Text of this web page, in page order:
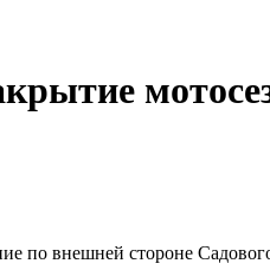
по внешней стороне